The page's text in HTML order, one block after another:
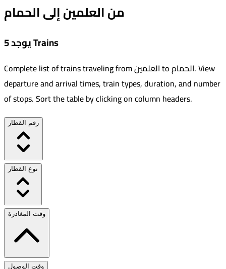
من العلمين إلى الحمام
يوجد 5 Trains
Complete list of trains traveling fromالعلمينtoالحمام.View
departure and arrival times, train types, duration, and number
of stops. Sort the table by clicking on column headers.
رقم القطار
نوع القطار
وقت المغادرة
وقت الوصول